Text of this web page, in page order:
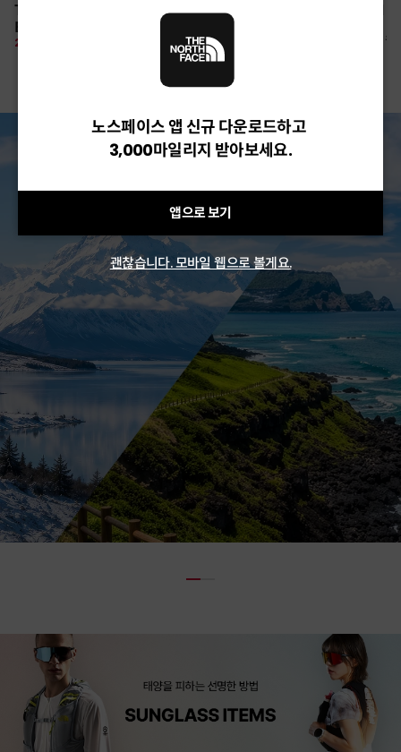
TNF LIGHT SHIELD
EX CAP
28%
CAMP WEBBING
SHIELD HAT
67,500 원
10% 26,100 원
여름 탈출 원정대
뉴질랜드 & 제주도 여행권 증정 찬스
노스페이스 앱 신규 다운로드하고
3,000마일리지 받아보세요.
앱으로 보기
괜찮습니다. 모바일 웹으로 볼게요.